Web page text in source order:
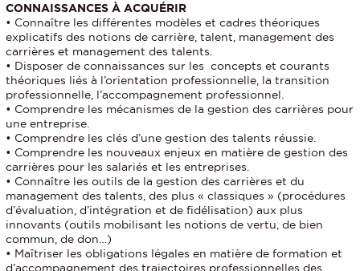
CONNAISSANCES À ACQUÉRIR
• Connaître les différentes modèles et cadres théoriques
explicatifs des notions de carrière, talent, management des
carrières et management des talents.
• Disposer de connaissances sur les concepts et courants
théoriques liés à l’orientation professionnelle, la transition
professionnelle, l’accompagnement professionnel.
• Comprendre les mécanismes de la gestion des carrières pour
une entreprise.
• Comprendre les clés d’une gestion des talents réussie.
• Comprendre les nouveaux enjeux en matière de gestion des
carrières pour les salariés et les entreprises.
• Connaître les outils de la gestion des carrières et du
management des talents, des plus « classiques » (procédures
d’évaluation, d’intégration et de fidélisation) aux plus
innovants (outils mobilisant les notions de vertu, de bien
commun, de don…)
• Maîtriser les obligations légales en matière de formation et
d’accompagnement des trajectoires professionnelles des